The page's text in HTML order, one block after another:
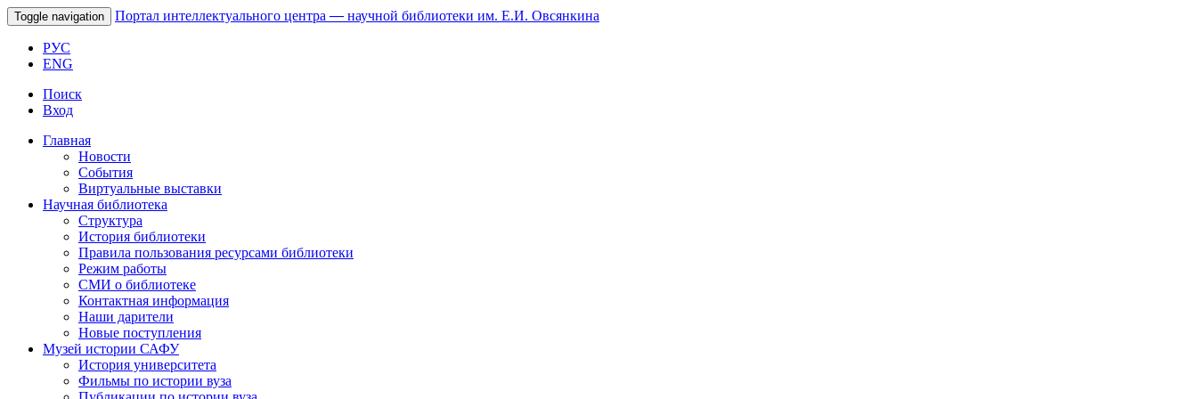
Toggle navigation Портал интеллектуального центра — научной библиотеки им. Е.И. Овсянкина
РУС
ENG
Поиск
Вход
Главная
Новости
События
Виртуальные выставки
Научная библиотека
Структура
История библиотеки
Правила пользования ресурсами библиотеки
Режим работы
СМИ о библиотеке
Контактная информация
Наши дарители
Новые поступления
Музей истории САФУ
История университета
Фильмы по истории вуза